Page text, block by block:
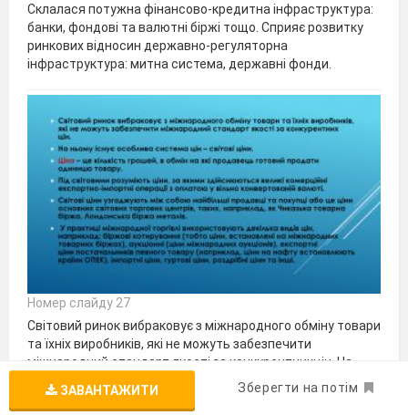
Склалася потужна фінансово-кредитна інфраструктура:
банки, фондові та валютні біржі тощо. Сприяє розвитку
ринкових відносин державно-регуляторна
інфраструктура: митна система, державні фонди.
Номер слайду 27
Світовий ринок вибраковує з міжнародного обміну товари
та їхніх виробників, які не можуть забезпечити
міжнародний стандарт якості за конкурентнихцін. На
ньому існує особлива система цін – світові ціни. Ціна – це
кількість грошей, в обмін на які продавець готовий
ЗАВАНТАЖИТИ Зберегти на потім